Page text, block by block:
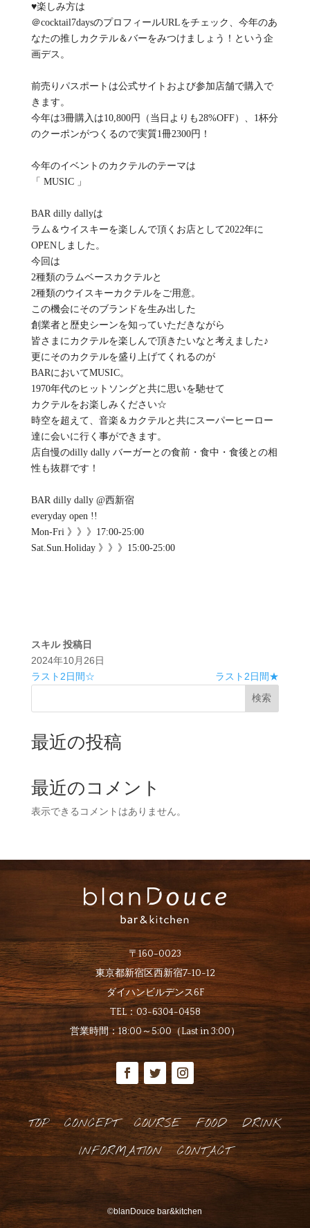
♥楽しみ方は
＠cocktail7daysのプロフィールURLをチェック、今年のあ
なたの推しカクテル＆バーをみつけましょう！という企
画デス。
前売りパスポートは公式サイトおよび参加店舗で購入で
きます。
今年は3冊購入は10,800円（当日よりも28%OFF）、1杯分
のクーポンがつくるので実質1冊2300円！
今年のイベントのカクテルのテーマは
「 MUSIC 」
BAR dilly dallyは
ラム＆ウイスキーを楽しんで頂くお店として2022年に
OPENしました。
今回は
2種類のラムベースカクテルと
2種類のウイスキーカクテルをご用意。
この機会にそのブランドを生み出した
創業者と歴史シーンを知っていただきながら
皆さまにカクテルを楽しんで頂きたいなと考えました♪
更にそのカクテルを盛り上げてくれるのが
BARにおいてMUSIC。
1970年代のヒットソングと共に思いを馳せて
カクテルをお楽しみください☆
時空を超えて、音楽＆カクテルと共にスーパーヒーロー
達に会いに行く事ができます。
店自慢のdilly dally バーガーとの食前・食中・食後との相
性も抜群です！
BAR dilly dally @西新宿
everyday open !!
Mon-Fri 》》》17:00-25:00
Sat.Sun.Holiday 》》》15:00-25:00
スキル 投稿日
2024年10月26日
ラスト2日間☆
ラスト2日間★
検索
最近の投稿
最近のコメント
表示できるコメントはありません。
〒160-0023
東京都新宿区西新宿7-10-12
ダイハンビルデンス6F
TEL：03-6304-0458
営業時間：18:00～5:00（Last in 3:00）
TOP CONCEPT COURSE FOOD
DRINK
INFORMATION
CONTACT
©blanDouce bar&kitchen